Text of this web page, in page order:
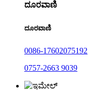
ದೂರವಾಣಿ
ದೂರವಾಣಿ
0086-17602075192
0757-2663 9039